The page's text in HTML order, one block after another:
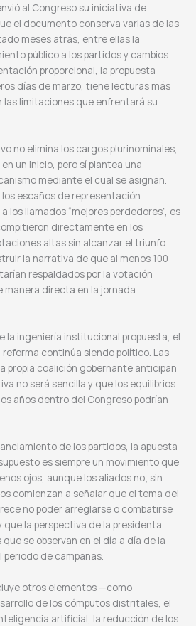
al Congreso su iniciativa de
el documento conserva varias de las
meses atrás, entre ellas la
público a los partidos y cambios
proporcional, la propuesta
días de marzo, tiene lecturas más
las limitaciones que enfrentará su
no elimina los cargos plurinominales,
un inicio, pero sí plantea una
mediante el cual se asignan.
escaños de representación
los llamados “mejores perdedores”, es
directamente en los
altas sin alcanzar el triunfo.
la narrativa de que al menos 100
respaldados por la votación
manera directa en la jornada
la ingeniería institucional propuesta, el
continúa siendo político. Las
propia coalición gobernante anticipan
no será sencilla y que los equilibrios
años dentro del Congreso podrían
de los partidos, la apuesta
es siempre un movimiento que
ojos, aunque los aliados no; sin
comienzan a señalar que el tema del
no poder arreglarse o combatirse
la perspectiva de la presidenta
se observan en el día a día de la
periodo de campañas.
otros elementos —como
de los cómputos distritales, el
artificial, la reducción de los